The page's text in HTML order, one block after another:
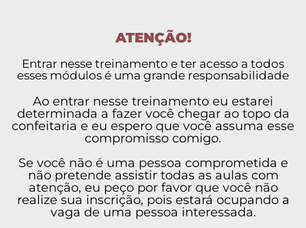
ATENÇÃO!
Entrar nesse treinamento e ter acesso a todos
esses módulos é uma grande responsabilidade
Ao entrar nesse treinamento eu estarei
determinada a fazer você chegar ao topo da
confeitaria e eu espero que você assuma esse
compromisso comigo.
Se você não é uma pessoa comprometida e
não pretende assistir todas as aulas com
atenção, eu peço por favor que você não
realize sua inscrição, pois estará ocupando a
vaga de uma pessoa interessada.